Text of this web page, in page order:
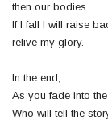
then our bodies
If I fall I will raise
relive my glory.
In the end,
As you fade into
Who will tell the